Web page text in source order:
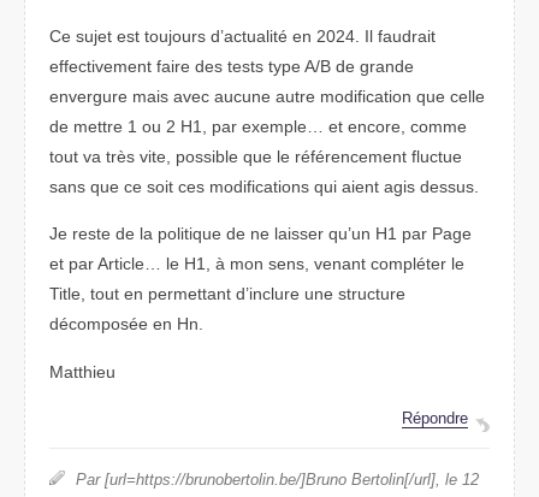
Ce sujet est toujours d’actualité en 2024. Il faudrait
effectivement faire des tests type A/B de grande
envergure mais avec aucune autre modification que celle
de mettre 1 ou 2 H1, par exemple… et encore, comme
tout va très vite, possible que le référencement fluctue
sans que ce soit ces modifications qui aient agis dessus.
Je reste de la politique de ne laisser qu’un H1 par Page
et par Article… le H1, à mon sens, venant compléter le
Title, tout en permettant d’inclure une structure
décomposée en Hn.
Matthieu
Répondre
Par [url=https://brunobertolin.be/]Bruno Bertolin[/url], le 12